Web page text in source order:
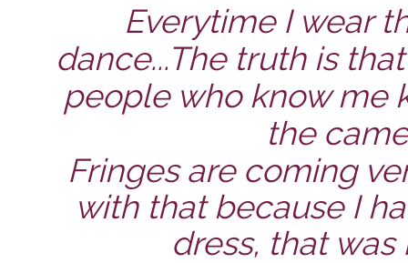
Everytime I wear
dance...The truth is
people who know me
the
Fringes are coming
with that because I
dress, that